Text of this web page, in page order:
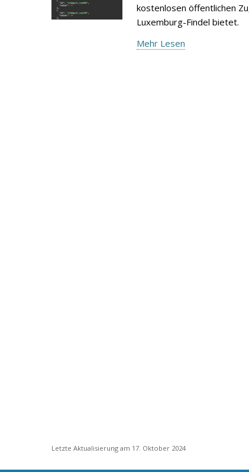
kostenlosen öffentlichen
Luxemburg-Findel bietet.
Mehr Lesen
Letzte Aktualisierung am 17. Oktober 2024